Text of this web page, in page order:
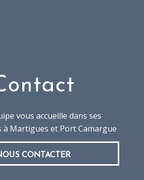
vous accueille dans ses
à Martigues et Port Camargue
CONTACTER